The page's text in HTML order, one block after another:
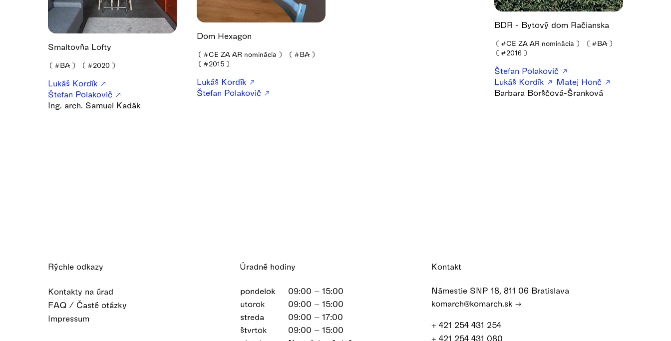
BDR - Bytový dom Račianska
❪ #CE ZA AR nominácia ❫ ❪ #BA ❫
❪ #2016 ❫
Štefan Polakovič
Lukáš Kordík
Matej Honč
Barbara Borščová-Šranková
Dom Hexagon
❪ #CE ZA AR nominácia ❫ ❪ #BA ❫
❪ #2015 ❫
Lukáš Kordík
Štefan Polakovič
Smaltovňa Lofty
❪ #BA ❫ ❪ #2020 ❫
Lukáš Kordík
Štefan Polakovič
Ing. arch. Samuel Kadák
Rýchle odkazy
Kontakty na úrad
FAQ / Časté otázky
Impressum
Úradné hodiny
pondelok
09:00 – 15:00
utorok
09:00 – 15:00
streda
09:00 – 17:00
štvrtok
09:00 – 15:00
Kontakt
Námestie SNP 18, 811 06 Bratislava
komarch@komarch.sk
+ 421 254 431 254
+ 421 254 431 080